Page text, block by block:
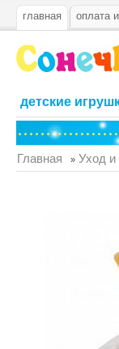
главная оплата
детские
Главная » Уход и